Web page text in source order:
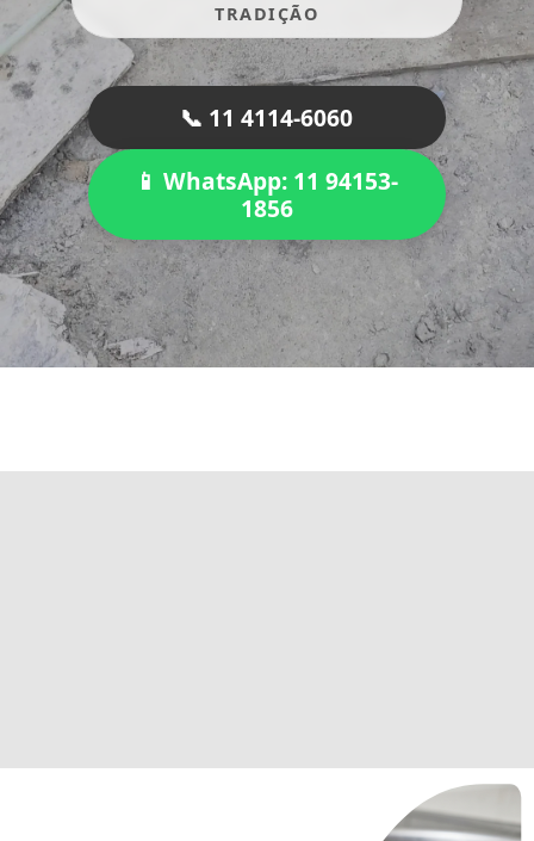
TRADIÇÃO
📞 11 4114-6060
📱 WhatsApp: 11 94153-
1856